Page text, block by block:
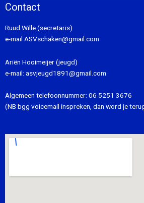
Contact
Ruud Wille (secretaris)
e-mail ASVschaken@gmail.com
Ariën Hooimeijer (jeugd)
e-mail: asvjeugd1891@gmail.com
Algemeen telefoonnummer: 06 5251 3676
(NB bgg voicemail inspreken, dan word je